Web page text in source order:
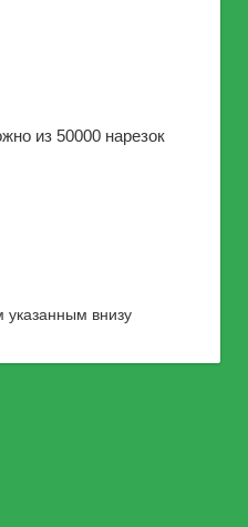
из 50000 нарезок
указанным внизу